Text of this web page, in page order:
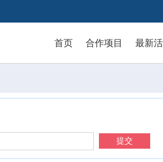
首页 合作项目 最新